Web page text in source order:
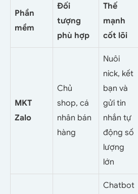
Phần
mềm
Đối
tượng
phù hợp
Thế
mạnh
cốt lõi
MKT
Zalo
Chủ
shop, cá
nhân bán
hàng
Nuôi
nick, kết
bạn và
gửi tin
nhắn tự
động số
lượng
lớn
Chatbot